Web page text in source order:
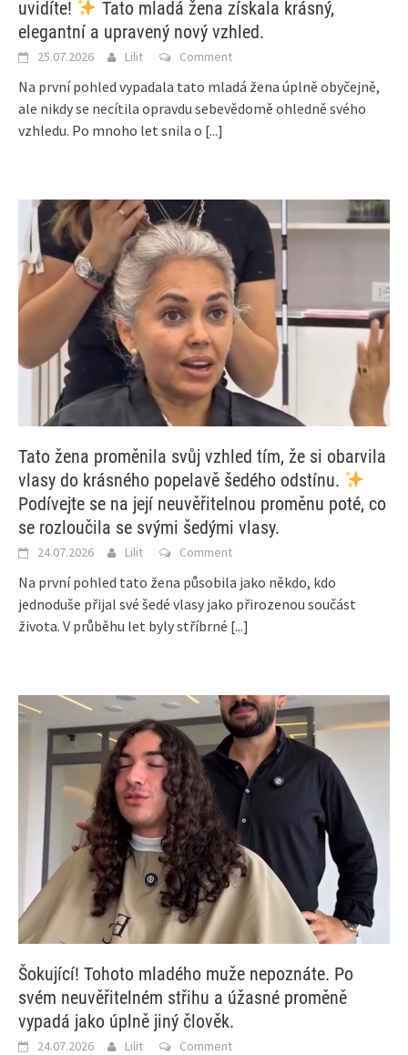
uvidíte!
Tato mladá žena získala krásný,
elegantní a upravený nový vzhled.
25.07.2026 Lilit Comment
Na první pohled vypadala tato mladá žena úplně obyčejně,
ale nikdy se necítila opravdu sebevědomě ohledně svého
vzhledu. Po mnoho let snila o [...]
Tato žena proměnila svůj vzhled tím, že si obarvila
vlasy do krásného popelavě šedého odstínu.
Podívejte se na její neuvěřitelnou proměnu poté, co
se rozloučila se svými šedými vlasy.
24.07.2026 Lilit Comment
Na první pohled tato žena působila jako někdo, kdo
jednoduše přijal své šedé vlasy jako přirozenou součást
života. V průběhu let byly stříbrné [...]
Šokující! Tohoto mladého muže nepoznáte. Po
svém neuvěřitelném střihu a úžasné proměně
vypadá jako úplně jiný člověk.
24.07.2026 Lilit Comment